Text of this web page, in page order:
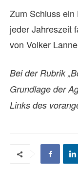
Zum Schluss
jeder Jahreszeit
von Volker
Bei der Rubrik
Grundlage der
Links des